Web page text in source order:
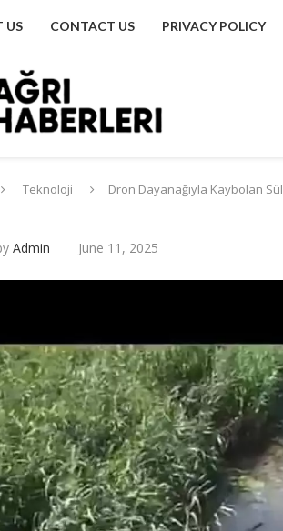
US CONTACT US PRIVACY POLICY
Teknoloji
Dron Dayanağıyla Kaybolan
Admin June 11, 2025